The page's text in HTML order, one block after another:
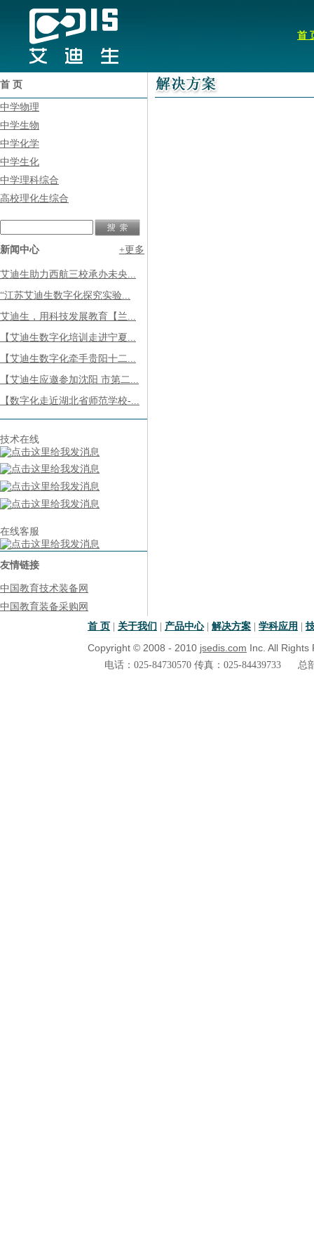
首
首 页
中学物理
中学生物
中学化学
中学生化
中学理科综合
高校理化生综合
新闻中心 +更多
艾迪生助力西航三校承办未央...
“江苏艾迪生数字化探究实验...
艾迪生，用科技发展教育【兰...
【艾迪生数字化培训走进宁夏...
【艾迪生数字化牵手贵阳十二...
【艾迪生应邀参加沈阳 市第二...
【数字化走近湖北省师范学校-...
技术在线
在线客服
友情链接
中国教育技术装备网
中国教育装备采购网
首 页
关于我们 产品中心| 解决方案 学科应用
Copyright © 2008 - 2010 jsedis.com Inc. All
电话：025-84730570 传真：025-84439733 总